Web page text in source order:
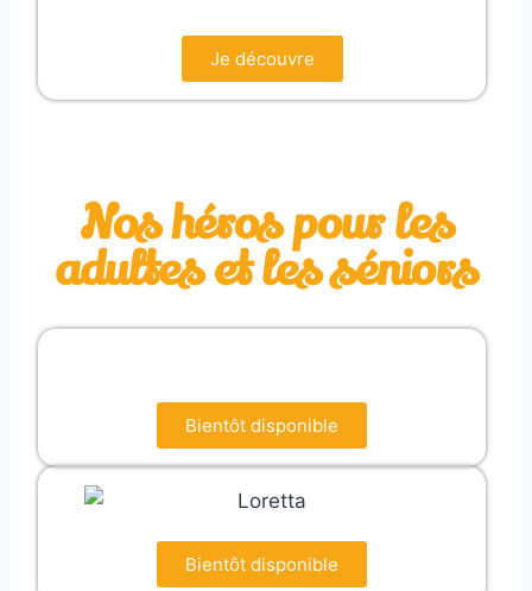
Je découvre
Nos héros pour les
adultes et les séniors
Bientôt disponible
Bientôt disponible